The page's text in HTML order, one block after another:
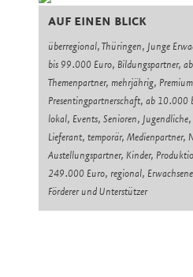
AUF EINEN BLICK
überregional, Thüringen, Junge
bis 99.000 Euro, Bildungspartner,
Themenpartner, mehrjährig,
Presentingpartnerschaft, ab
lokal, Events, Senioren,
Lieferant, temporär, Medienpartner,
Austellungspartner, Kinder,
249.000 Euro, regional,
Förderer und Unterstützer